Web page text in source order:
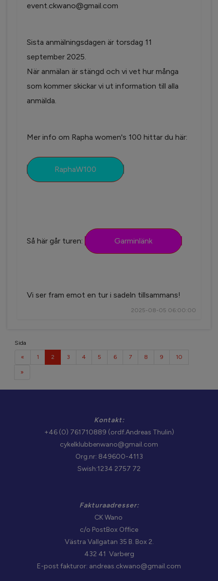
2025-08-05 06:00:00
event.ckwano@gmail.com
Sista anmälningsdagen är torsdag 11
september 2025.
När anmälan är stängd och vi vet hur många
som kommer skickar vi ut information till alla
anmälda.
Mer info om Rapha women's 100 hittar du här:
RaphaW100
Så här går turen: Garminlänk
Vi ser fram emot en tur i sadeln tillsammans!
Sida
« 1 2 3 4 5 6 7 8 9 10
»
Kontakt:
+46 (0) 761710889 (ordf.Andreas Thulin)
cykelklubbenwano@gmail.com
Org.nr: 849600-4113
Swish:1234 2757 72
Fakturaadresser:
CK Wano
c/o PostBox Office
Västra Vallgatan 35 B. Box 2.
432 41 Varberg
E-post fakturor: andreas.ckwano@gmail.com